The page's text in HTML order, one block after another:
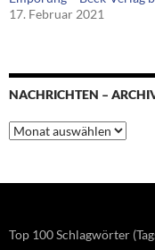
17. Februar 2021
NACHRICHTEN –
Nachrichten
–
Top 100 Schlagwörter